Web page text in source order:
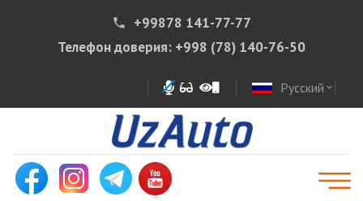
phone
+99878 141-77-77
Телефон доверия: +998 (78) 140-76-50
Русский expand_more